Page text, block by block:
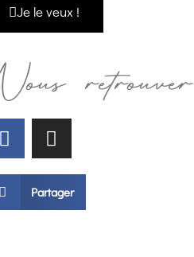
Je le veux !
retrouver
Partager